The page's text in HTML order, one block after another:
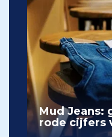
Mud Jeans:
rode cijfers